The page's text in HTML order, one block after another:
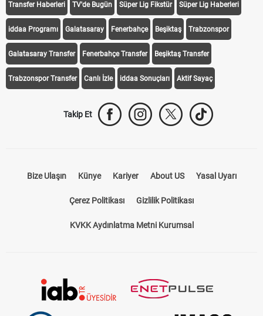
Transfer Haberleri TV'de Bugün Süper Lig Fikstür Süper Lig Haberleri
iddaa Programı Galatasaray Fenerbahçe Beşiktaş Trabzonspor
Galatasaray Transfer Fenerbahçe Transfer Beşiktaş Transfer
Trabzonspor Transfer Canlı İzle iddaa Sonuçları Aktif Sayaç
Takip Et
Bize Ulaşın Künye Kariyer About US Yasal Uyarı
Çerez Politikası Gizlilik Politikası
KVKK Aydınlatma Metni Kurumsal